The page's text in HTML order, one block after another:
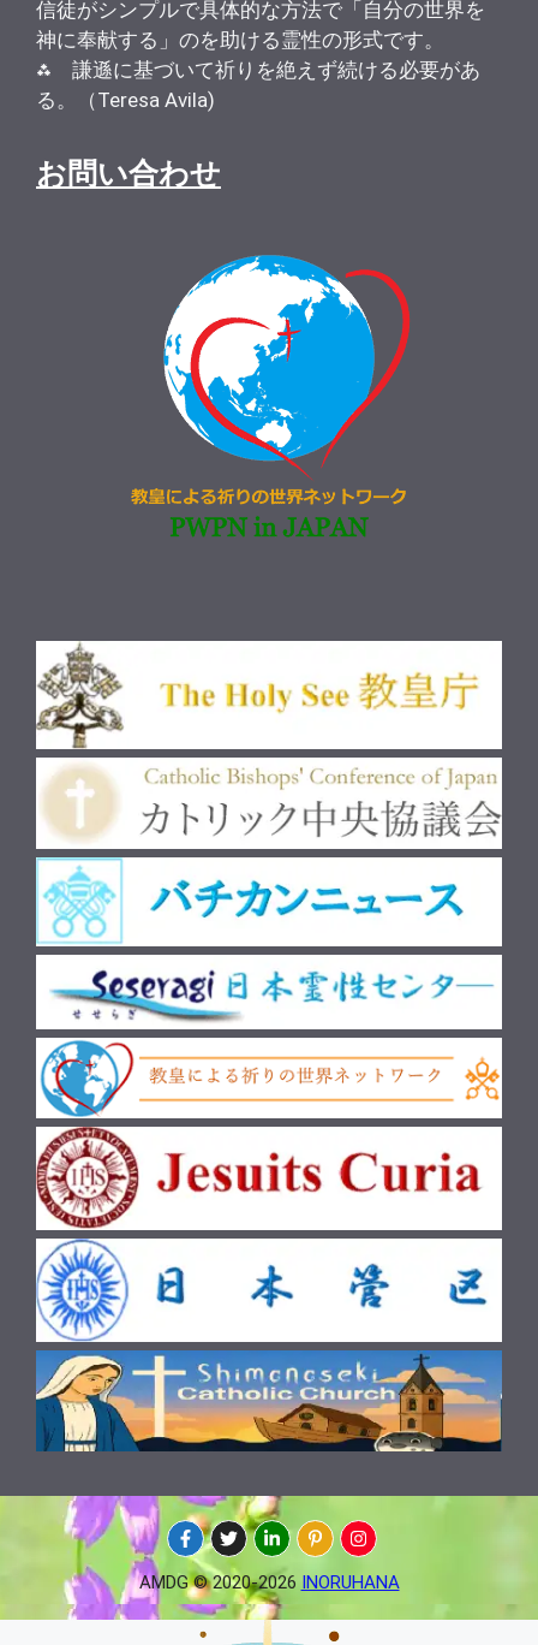
信徒がシンプルで具体的な方法で「自分の世界を
神に奉献する」のを助ける霊性の形式です。
⁂ 謙遜に基づいて祈りを絶えず続ける必要があ
る。（Teresa Avila)
お問い合わせ
AMDG © 2020-2026 INORUHANA